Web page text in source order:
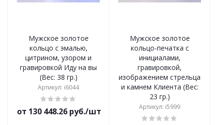
Мужское золотое
кольцо с эмалью,
цитрином, узором и
гравировкой Иду на вы
(Вес: 38 гр.)
Артикул: i6044
от 130 448.26 руб./шт
Мужское золотое
кольцо-печатка с
инициалами,
гравировкой,
изображением стрельца
и камнем Клиента (Вес:
23 гр.)
Артикул: i5999